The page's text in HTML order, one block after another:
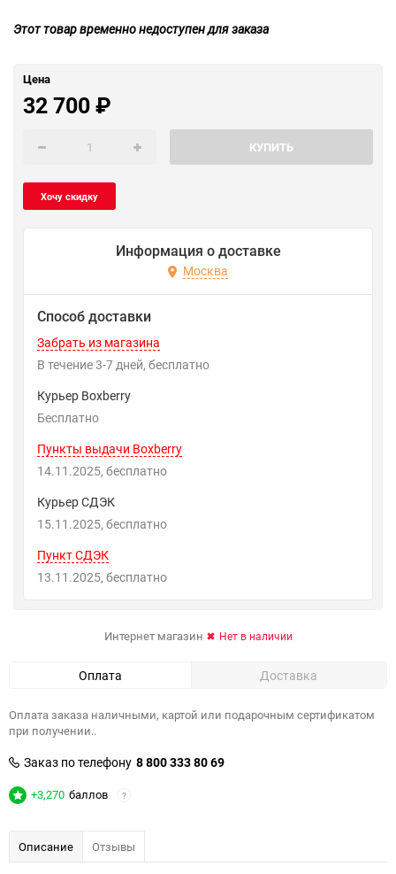
Этот товар временно недоступен для заказа
Цена
32 700₽
КУПИТЬ
Информация о доставке
Москва
Способ доставки
Забрать из магазина
В течение3-7 дней Бесплатно
Курьер Boxberry
Бесплатно
Пункты выдачи Boxberry
14.11.2025
Бесплатно
Курьер СДЭК
15.11.2025
Бесплатно
Пункт СДЭК
13.11.2025
Бесплатно
Интернет магазин Нет в наличии
Оплата Доставка
Оплата заказа наличными, картой или подарочным сертификатом
при получении..
Заказ по телефону 8 800 333 80 69
+3,270 баллов ?
Описание Отзывы